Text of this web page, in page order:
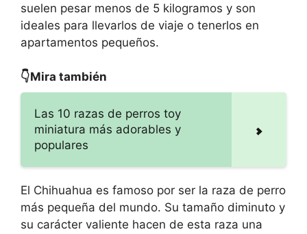
suelen pesar menos de 5 kilogramos y son
ideales para llevarlos de viaje o tenerlos en
apartamentos pequeños.
👇Mira también
Las 10 razas de perros toy
miniatura más adorables y
populares
El Chihuahua es famoso por ser la raza de perro
más pequeña del mundo. Su tamaño diminuto y
su carácter valiente hacen de esta raza una